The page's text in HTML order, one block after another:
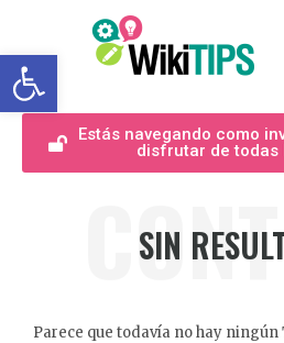
Abrir barra de
Estás navegando como
disfrutar de todas
SIN
Parece que todavía no hay